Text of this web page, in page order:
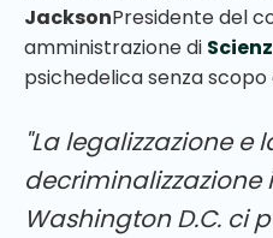
JacksonPresidente del
amministrazione di
psichedelica senza
"La legalizzazione e
decriminalizzazione
Washington D.C. ci